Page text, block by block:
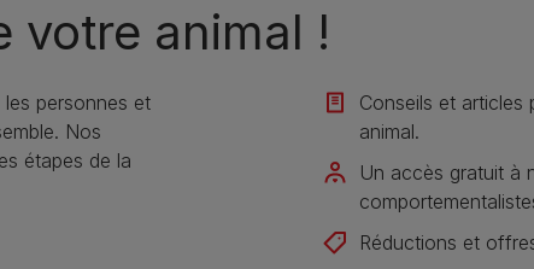
votre animal !
personnes et
Nos
étapes de la
Conseils et articles
animal​.
Un accès gratuit à
Réductions et